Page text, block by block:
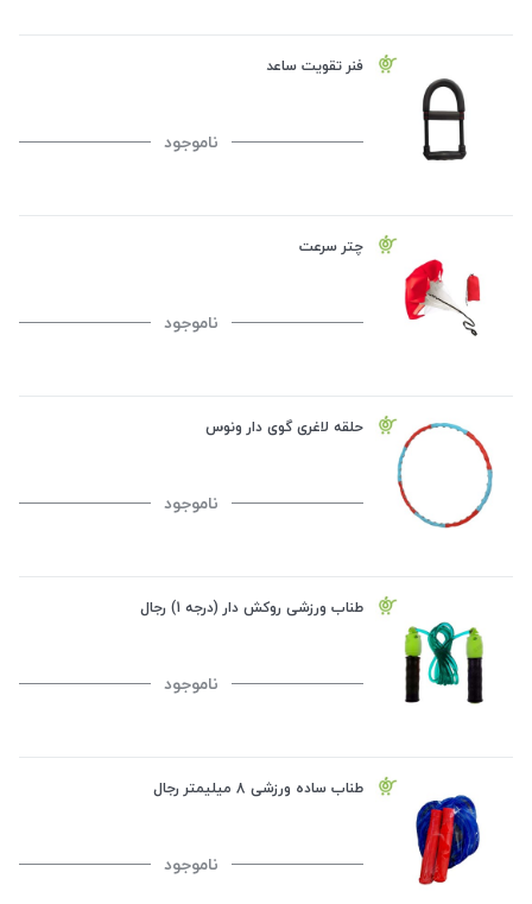
فنر تقویت ساعد
ناموجود
چتر سرعت
ناموجود
حلقه لاغری گوی دار ونوس
ناموجود
طناب ورزشی روکش دار (درجه 1) رجال
ناموجود
طناب ساده ورزشی 8 میلیمتر رجال
ناموجود